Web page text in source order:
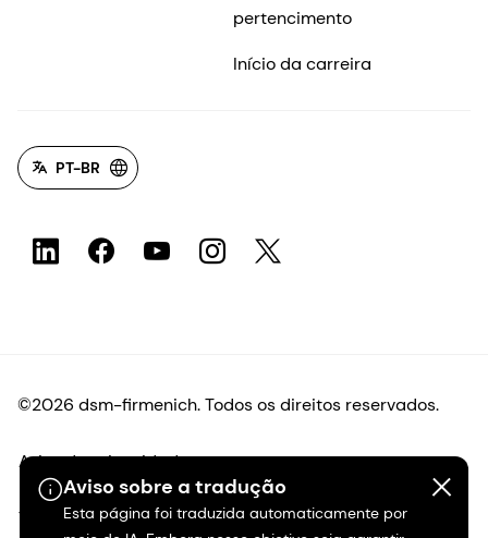
Aviso sobre a tradução
Esta página foi traduzida automaticamente por
pertencimento
Início da carreira
PT-BR
©2026 dsm-firmenich. Todos os direitos reservados.
Aviso de privacidade
Termos de uso